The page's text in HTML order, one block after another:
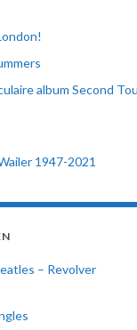
album Second
1947-2021
– Revolver